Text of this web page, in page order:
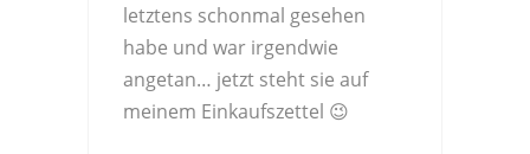
letztens schonmal gesehen
habe und war irgendwie
angetan… jetzt steht sie auf
meinem Einkaufszettel 😉